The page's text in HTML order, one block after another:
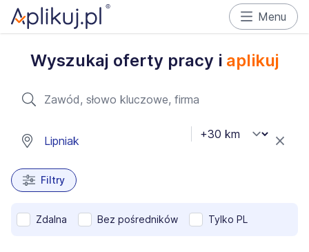
Menu
Wyszukaj oferty pracy i aplikuj
Filtry
Zdalna Bez pośredników Tylko PL